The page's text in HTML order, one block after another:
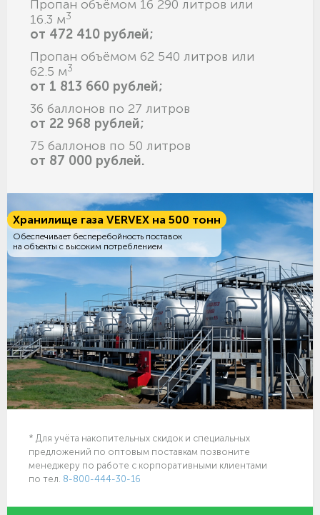
Пропан объёмом 16 290 литров или
16.3 м3
от 472 410 рублей;
Пропан объёмом 62 540 литров или
62.5 м3
от 1 813 660 рублей;
36 баллонов по 27 литров
от 22 968 рублей;
75 баллонов по 50 литров
от 87 000 рублей.
Хранилище газа VERVEX на 500 тонн
Обеспечивает бесперебойность поставок
на объекты с высоким потреблением
* Для учёта накопительных скидок и специальных
предложений по оптовым поставкам позвоните
менеджеру по работе с корпоративными клиентами
по тел. 8-800-444-30-16